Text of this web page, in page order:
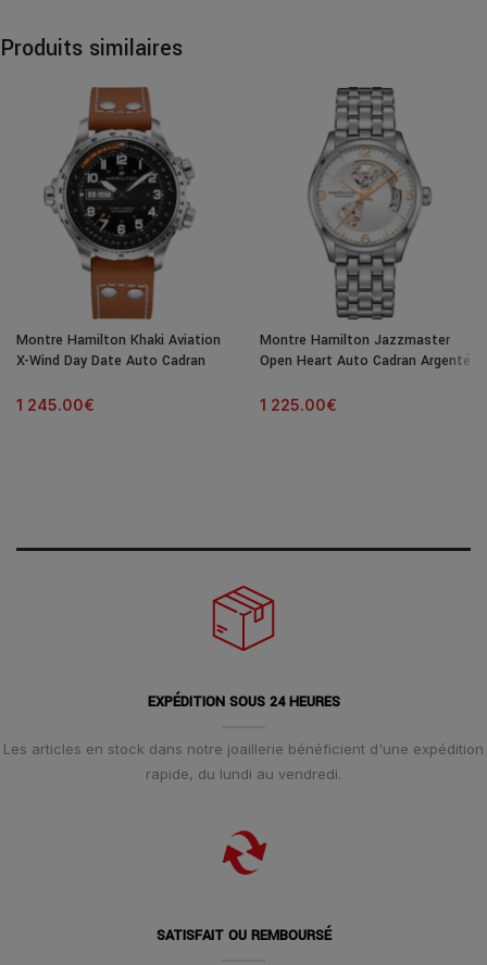
Produits similaires
Montre Hamilton Khaki Aviation
X-Wind Day Date Auto Cadran
1 245.00€
Montre Hamilton Jazzmaster
Open Heart Auto Cadran Argenté
1 225.00€
EXPÉDITION SOUS 24 HEURES
Les articles en stock dans notre joaillerie bénéficient d'une expédition
rapide, du lundi au vendredi.
SATISFAIT OU REMBOURSÉ